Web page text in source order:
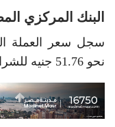
البنك المركزي
سجل سعر العملة
نحو 51.76 جنيه للشراء ونحو 51.90 جنيه للبيع.